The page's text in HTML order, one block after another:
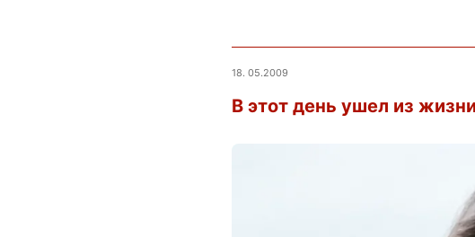
18. 05.2009
В этот день ушел из